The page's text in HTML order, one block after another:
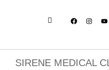
SIRENE MEDICAL